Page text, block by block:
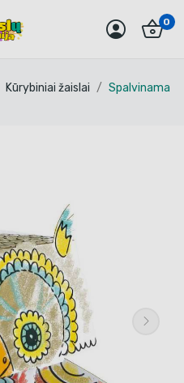
0
Kūrybiniai žaislai
Spalvinama